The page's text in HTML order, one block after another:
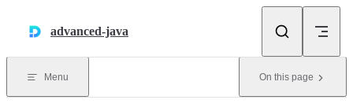
advanced-java
Menu On this page